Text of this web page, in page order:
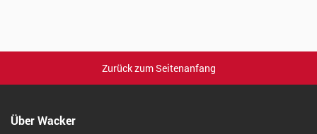
Zurück zum Seitenanfang
Über Wacker